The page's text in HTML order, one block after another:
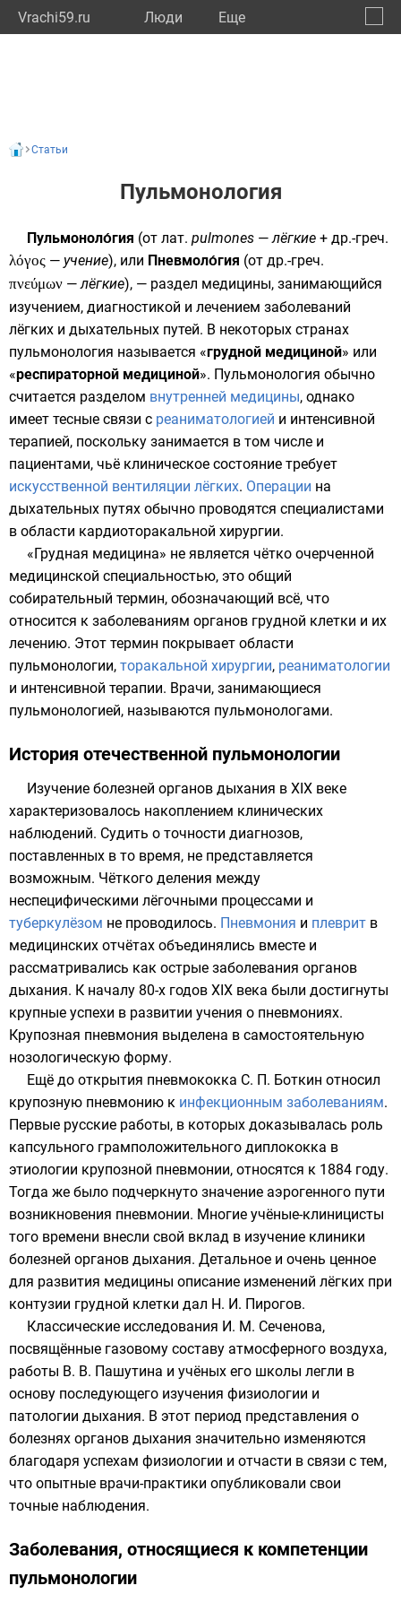
Vrachi59.ru Люди Eще
Статьи
Пульмонология
Пульмоноло́гия (от лат. pulmones —лёгкие + др.-греч.
λόγος — учение), или Пневмоло́гия (от др.-греч.
πνεύμων —лёгкие), — раздел медицины, занимающийся
изучением, диагностикой и лечением заболеваний
лёгких и дыхательных путей. В некоторых странах
пульмонология называется «грудной медициной» или
«респираторной медициной». Пульмонология обычно
считается разделом внутренней медицины, однако
имеет тесные связи с реаниматологией и интенсивной
терапией, поскольку занимается в том числе и
пациентами, чьё клиническое состояние требует
искусственной вентиляции лёгких. Операции на
дыхательных путях обычно проводятся специалистами
в области кардиоторакальной хирургии.
«Грудная медицина» не является чётко очерченной
медицинской специальностью, это общий
собирательный термин, обозначающий всё, что
относится к заболеваниям органов грудной клетки и их
лечению. Этот термин покрывает области
пульмонологии, торакальной хирургии, реаниматологии
и интенсивной терапии. Врачи, занимающиеся
пульмонологией, называются пульмонологами.
История отечественной пульмонологии
Изучение болезней органов дыхания в XIX веке
характеризовалось накоплением клинических
наблюдений. Судить о точности диагнозов,
поставленных в то время, не представляется
возможным. Чёткого деления между
неспецифическими лёгочными процессами и
туберкулёзом не проводилось. Пневмония и плеврит в
медицинских отчётах объединялись вместе и
рассматривались как острые заболевания органов
дыхания. К началу 80-х годов XIX века были достигнуты
крупные успехи в развитии учения о пневмониях.
Крупозная пневмония выделена в самостоятельную
нозологическую форму.
Ещё до открытия пневмококка С. П. Боткин относил
крупозную пневмонию к инфекционным заболеваниям.
Первые русские работы, в которых доказывалась роль
капсульного грамположительного диплококка в
этиологии крупозной пневмонии, относятся к 1884 году.
Тогда же было подчеркнуто значение аэрогенного пути
возникновения пневмонии. Многие учёные-клиницисты
того времени внесли свой вклад в изучение клиники
болезней органов дыхания. Детальное и очень ценное
для развития медицины описание изменений лёгких при
контузии грудной клетки дал Н. И. Пирогов.
Классические исследования И. М. Сеченова,
посвящённые газовому составу атмосферного воздуха,
работы В. В. Пашутина и учёных его школы легли в
основу последующего изучения физиологии и
патологии дыхания. В этот период представления о
болезнях органов дыхания значительно изменяются
благодаря успехам физиологии и отчасти в связи с тем,
что опытные врачи-практики опубликовали свои
точные наблюдения.
Заболевания, относящиеся к компетенции
пульмонологии